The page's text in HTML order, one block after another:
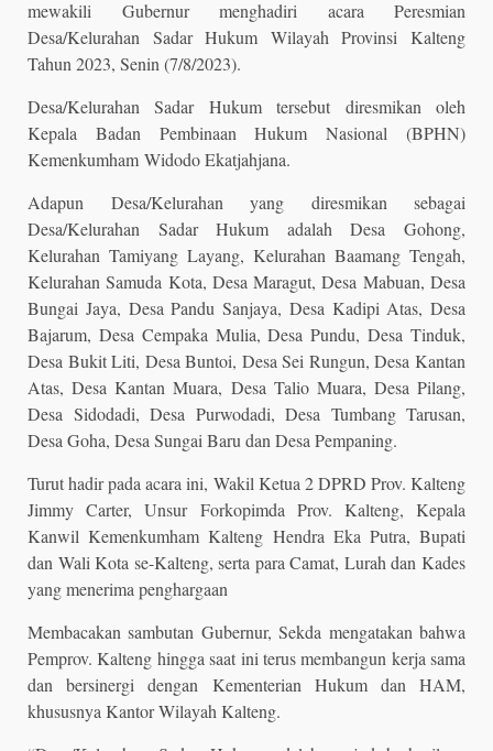
mewakili Gubernur menghadiri acara Peresmian
Desa/Kelurahan Sadar Hukum Wilayah Provinsi Kalteng
Tahun 2023, Senin (7/8/2023).
Desa/Kelurahan Sadar Hukum tersebut diresmikan oleh
Kepala Badan Pembinaan Hukum Nasional (BPHN)
Kemenkumham Widodo Ekatjahjana.
Adapun Desa/Kelurahan yang diresmikan sebagai
Desa/Kelurahan Sadar Hukum adalah Desa Gohong,
Kelurahan Tamiyang Layang, Kelurahan Baamang Tengah,
Kelurahan Samuda Kota, Desa Maragut, Desa Mabuan, Desa
Bungai Jaya, Desa Pandu Sanjaya, Desa Kadipi Atas, Desa
Bajarum, Desa Cempaka Mulia, Desa Pundu, Desa Tinduk,
Desa Bukit Liti, Desa Buntoi, Desa Sei Rungun, Desa Kantan
Atas, Desa Kantan Muara, Desa Talio Muara, Desa Pilang,
Desa Sidodadi, Desa Purwodadi, Desa Tumbang Tarusan,
Desa Goha, Desa Sungai Baru dan Desa Pempaning.
Turut hadir pada acara ini, Wakil Ketua 2 DPRD Prov. Kalteng
Jimmy Carter, Unsur Forkopimda Prov. Kalteng, Kepala
Kanwil Kemenkumham Kalteng Hendra Eka Putra, Bupati
dan Wali Kota se-Kalteng, serta para Camat, Lurah dan Kades
yang menerima penghargaan
Membacakan sambutan Gubernur, Sekda mengatakan bahwa
Pemprov. Kalteng hingga saat ini terus membangun kerja sama
dan bersinergi dengan Kementerian Hukum dan HAM,
khususnya Kantor Wilayah Kalteng.